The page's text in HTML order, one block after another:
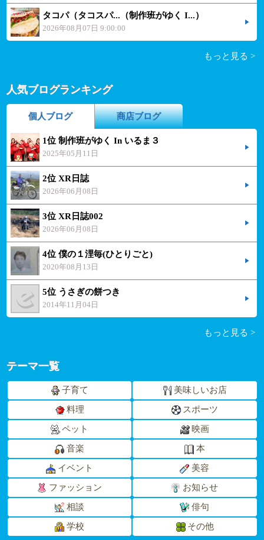
タコパ（タコスパ...（制作班がゆく I...）
2026年08月07日 9:00:00
もっと見る >
人気ブログランキング
個人ブログ 商店ブログ
1位 制作班がゆく In いるま３
2025年05月11日
2位 XR日誌
2026年06月08日
3位 XR日誌002
2026年06月08日
4位 僕の１浬毎(ひとりごと)
2020年08月13日
5位 うさぎの餅つき
2014年11月04日
もっと見る >
テーマ一覧
子育て 美味しいお店
料理 スポーツ
ペット 映画
音楽 本
イベント 美容
ファッション お知らせ
相談 俳句
学校 その他